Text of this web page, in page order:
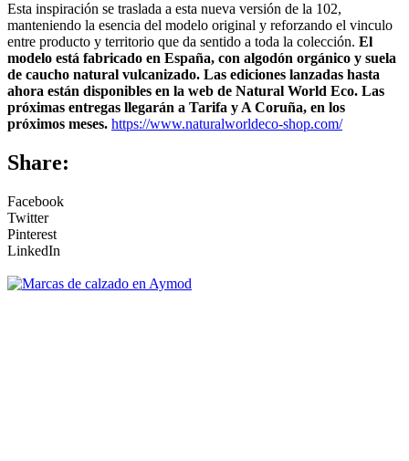
Esta inspiración se traslada a esta nueva versión de la 102,
manteniendo la esencia del modelo original y reforzando el vinculo
entre producto y territorio que da sentido a toda la colección. El
modelo está fabricado en España, con algodón orgánico y suela
de caucho natural vulcanizado. Las ediciones lanzadas hasta
ahora están disponibles en la web de Natural World Eco. Las
próximas entregas llegarán a Tarifa y A Coruña, en los
próximos meses. https://www.naturalworldeco-shop.com/
Share:
Facebook
Twitter
Pinterest
LinkedIn